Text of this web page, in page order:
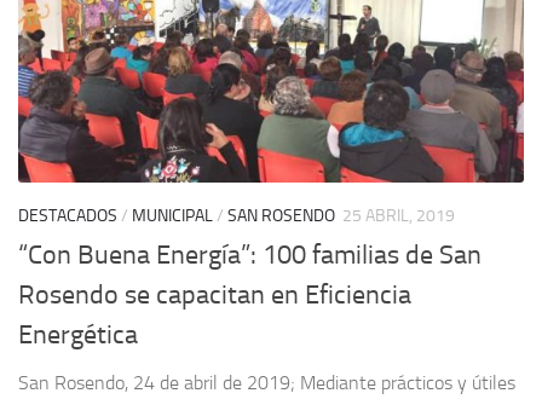
DESTACADOS / MUNICIPAL/ SAN ROSENDO 25 ABRIL, 2019
“Con Buena Energía”: 100 familias de San
Rosendo se capacitan en Eficiencia
Energética
San Rosendo, 24 de abril de 2019; Mediante prácticos y útiles